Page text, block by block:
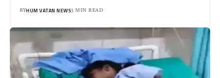
BYHUM VATAN NEWS3 MIN READ